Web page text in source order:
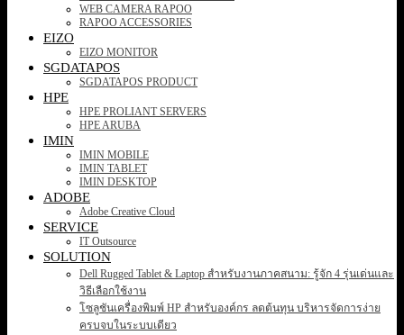
WEB CAMERA RAPOO
RAPOO ACCESSORIES
EIZO
EIZO MONITOR
SGDATAPOS
SGDATAPOS PRODUCT
HPE
HPE PROLIANT SERVERS
HPE ARUBA
IMIN
IMIN MOBILE
IMIN TABLET
IMIN DESKTOP
ADOBE
Adobe Creative Cloud
SERVICE
IT Outsource
SOLUTION
Dell Rugged Tablet & Laptop สำหรับงานภาคสนาม: รู้จัก 4 รุ่นเด่นและ
วิธีเลือกใช้งาน
โซลูชันเครื่องพิมพ์ HP สำหรับองค์กร ลดต้นทุน บริหารจัดการง่าย
ครบจบในระบบเดียว